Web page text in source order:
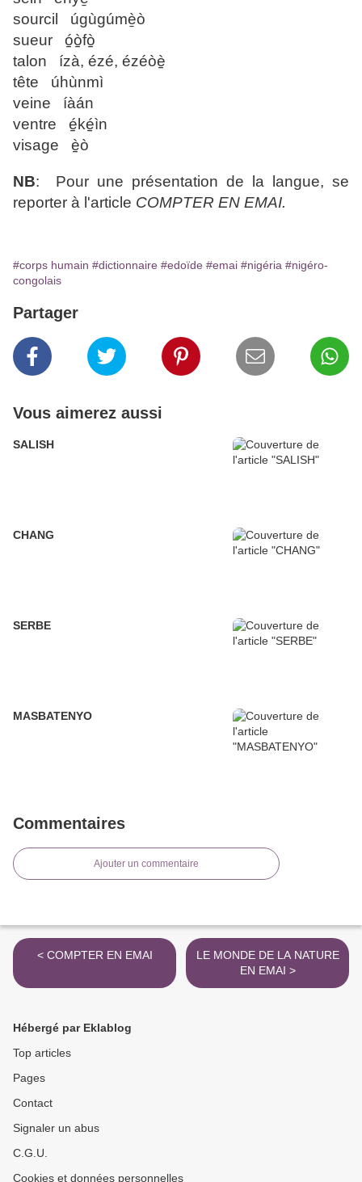
sourcil úgùgúmè̱ò
sueur ó̠ò̠fò̠
talon ízà, ézé, ézéòè̠
tête úhùnmì
veine íàán
ventre é̠ké̠ìn
visage è̠ò
NB: Pour une présentation de la langue, se
reporter à l'article COMPTER EN EMAI.
#corps humain #dictionnaire #edoïde #emai #nigéria #nigéro-
congolais
Partager
Vous aimerez aussi
SALISH
CHANG
SERBE
MASBATENYO
Commentaires
Ajouter un commentaire
< COMPTER EN EMAI
LE MONDE DE LA NATURE
EN EMAI >
Hébergé par Eklablog
Top articles
Pages
Contact
Signaler un abus
C.G.U.
Cookies et données personnelles